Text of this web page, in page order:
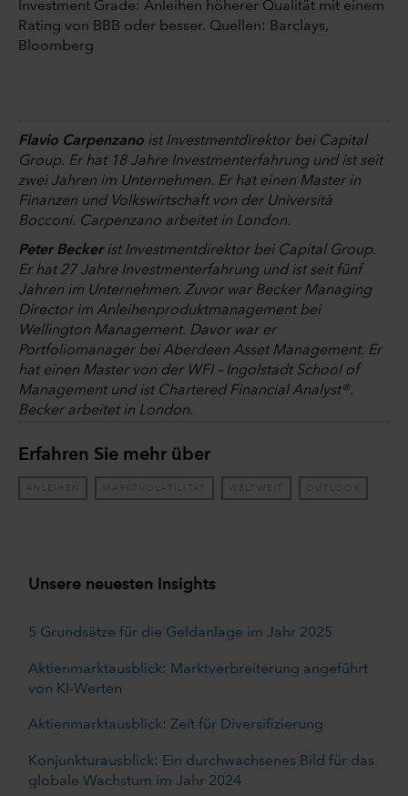
Investment Grade: Anleihen höherer Qualität mit einem
Rating von BBB oder besser. Quellen: Barclays,
Bloomberg
Flavio Carpenzano ist Investmentdirektor bei Capital
Group. Er hat 18 Jahre Investmenterfahrung und ist seit
zwei Jahren im Unternehmen. Er hat einen Master in
Finanzen und Volkswirtschaft von der Università
Bocconi. Carpenzano arbeitet in London.
Peter Beckerist Investmentdirektor bei Capital Group.
Er hat 27 Jahre Investmenterfahrung und ist seit fünf
Jahren im Unternehmen. Zuvor war Becker Managing
Director im Anleihenproduktmanagement bei
Wellington Management. Davor war er
Portfoliomanager bei Aberdeen Asset Management. Er
hat einen Master von der WFI – Ingolstadt School of
Management und ist Chartered Financial Analyst®.
Becker arbeitet in London.
Erfahren Sie mehr über
ANLEIHEN MARKTVOLATILITÄT WELTWEIT OUTLOOK
Unsere neuesten Insights
5 Grundsätze für die Geldanlage im Jahr 2025
Aktienmarktausblick: Marktverbreiterung angeführt
von KI-Werten
Aktienmarktausblick: Zeit für Diversifizierung
Konjunkturausblick: Ein durchwachsenes Bild für das
globale Wachstum im Jahr 2024